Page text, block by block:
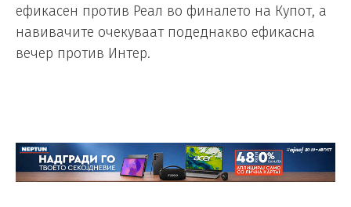
ефикасен против Реал во финалето на Купот, а
навивачите очекуваат подеднакво ефикасна
вечер против Интер.